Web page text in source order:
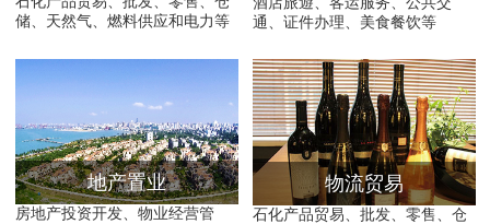
储、天然气、燃料供应和电力等
通、证件办理、美食餐饮等
地产置业
房地产投资开发、物业经营管
物流贸易
石化产品贸易、批发、零售、仓